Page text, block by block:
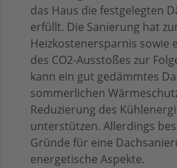
das Haus die festgelegten
erfüllt. Die Sanierung hat
Heizkostenersparnis sowie
des CO2-Ausstoßes zur
kann ein gut gedämmtes
sommerlichen
Reduzierung des
unterstützen. Allerdings
Gründe für eine
energetische Aspekte.